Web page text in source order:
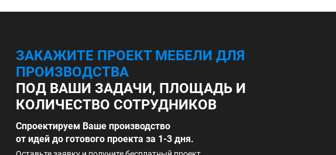
ЗАКАЖИТЕ ПРОЕКТ МЕБЕЛИ ДЛЯ
ПРОИЗВОДСТВА
ПОД ВАШИ ЗАДАЧИ, ПЛОЩАДЬ И
КОЛИЧЕСТВО СОТРУДНИКОВ
Спроектируем Ваше производство
от идей до готового проекта за 1-3 дня.